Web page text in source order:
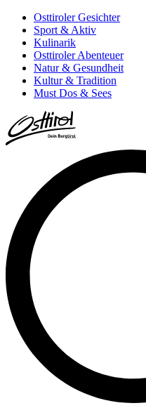
Osttiroler Gesichter
Sport & Aktiv
Kulinarik
Osttiroler Abenteuer
Natur & Gesundheit
Kultur & Tradition
Must Dos & Sees